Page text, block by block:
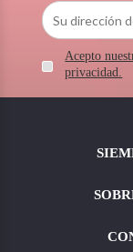
Acepto
privacidad.